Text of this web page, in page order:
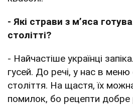
- Які страви з м’яса
столітті?
- Найчастіше українці
гусей. До речі, у нас в меню
століття. На щастя, їх
помилок, бо рецепти добре